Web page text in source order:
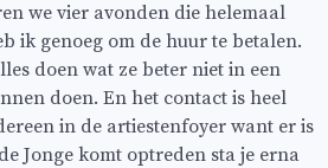
we vier avonden die helemaal
ik genoeg om de huur te betalen.
doen wat ze beter niet in een
doen. En het contact is heel
in de artiestenfoyer want er is
Jonge komt optreden sta je erna